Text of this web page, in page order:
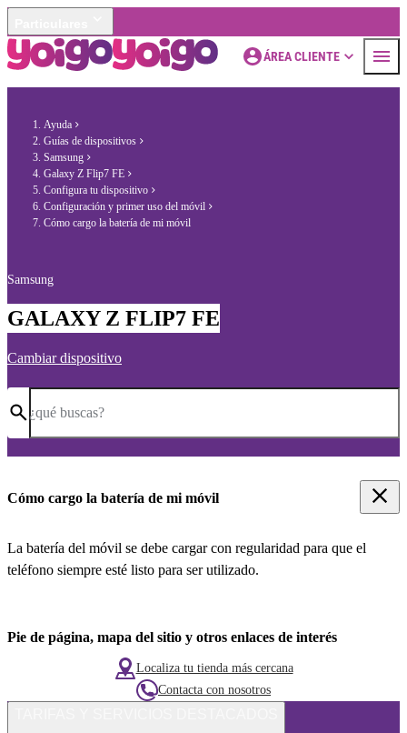
ÁREA CLIENTE
Ayuda
Guías de dispositivos
Samsung
Galaxy Z Flip7 FE
Configura tu dispositivo
Configuración y primer uso del móvil
Cómo cargo la batería de mi móvil
Samsung
GALAXY Z FLIP7 FE
Cambiar dispositivo
¿qué buscas?
Cómo cargo la batería de mi móvil
La batería del móvil se debe cargar con regularidad para que el
teléfono siempre esté listo para ser utilizado.
Pie de página, mapa del sitio y otros enlaces de interés
Localiza tu tienda más cercana
Contacta con nosotros